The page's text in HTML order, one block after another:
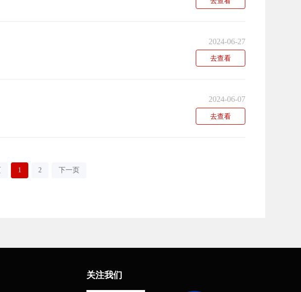
2024-06-27
去查看
2024-06-07
去查看
1 2 下一页
关注我们